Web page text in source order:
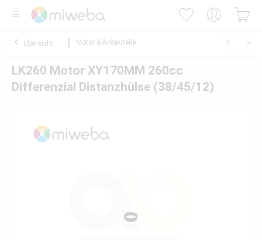
Übersicht Motor & Anbauteile
LK260 Motor XY170MM 260cc
Differenzial Distanzhülse (38/45/12)